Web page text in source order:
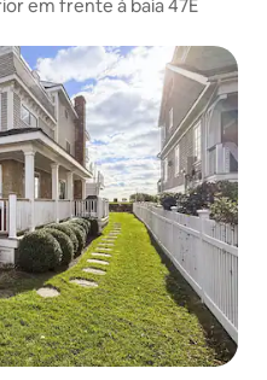
em frente à baía 47E